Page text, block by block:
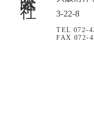
3-22-8
TEL 072-
FAX 072-